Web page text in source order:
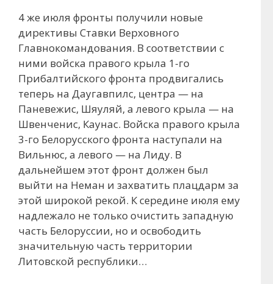
4 же июля фронты получили новые
директивы Ставки Верховного
Главнокомандования. В соответствии с
ними войска правого крыла 1-го
Прибалтийского фронта продвигались
теперь на Даугавпилс, центра — на
Паневежис, Шяуляй, а левого крыла — на
Швенченис, Каунас. Войска правого крыла
3-го Белорусского фронта наступали на
Вильнюс, а левого — на Лиду. В
дальнейшем этот фронт должен был
выйти на Неман и захватить плацдарм за
этой широкой рекой. К середине июля ему
надлежало не только очистить западную
часть Белоруссии, но и освободить
значительную часть территории
Литовской республики…